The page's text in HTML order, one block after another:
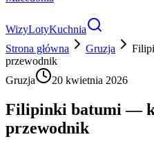
WizyLotyKuchnia
Strona główna
Gruzja
przewodnik
Gruzja
20 kwietnia 2026
Filipinki batumi —
przewodnik